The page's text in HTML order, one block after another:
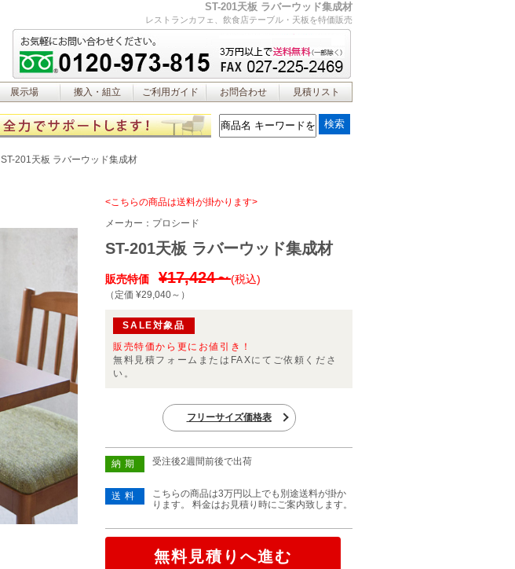
ST-201天板 ラバーウッド集成材
レストランカフェ、飲食店テーブル・天板を特価販売
展示場 搬入・組立 ご利用ガイド お問合わせ 見積リスト
ST-201天板 ラバーウッド集成材
<こちらの商品は送料が掛かります>
メーカー： プロシード
ST-201天板 ラバーウッド集成材
販売特価 ¥17,424～(税込)
（定価 ¥29,040～ ）
SALE対象品
販売特価から更にお値引き！
無料見積フォームまたはFAXにてご依頼くださ
い。
フリーサイズ価格表
納期 受注後2週間前後で出荷
送料
こちらの商品は3万円以上でも別途送料が掛か
ります。 料金はお見積り時にご案内致します。
無料見積りへ進む